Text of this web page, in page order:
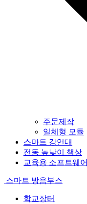
주문제작
일체형 모듈
스마트 강연대
전동 높낮이 책상
교육용 소프트웨어
스마트 방음부스
학교장터